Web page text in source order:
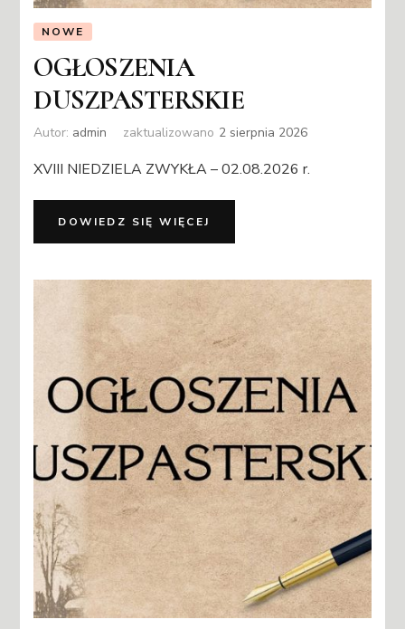
NOWE
OGŁOSZENIA
DUSZPASTERSKIE
Autor: admin zaktualizowano 2 sierpnia 2026
XVIII NIEDZIELA ZWYKŁA – 02.08.2026 r.
DOWIEDZ SIĘ WIĘCEJ